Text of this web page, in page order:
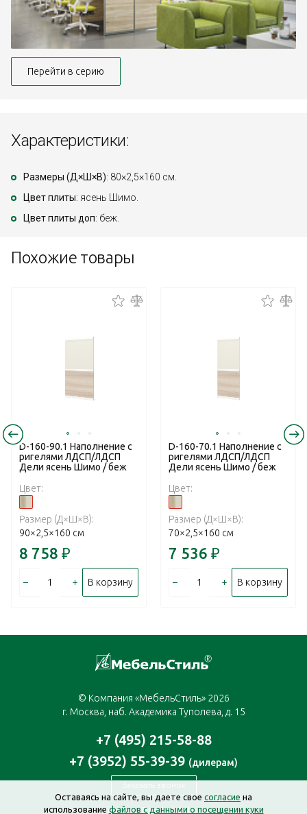
Перейти в серию
Характеристики:
Размеры (Д×Ш×В): 80×2,5×160 см.
Цвет плиты: ясень Шимо.
Цвет плиты доп: беж.
Похожие товары
D-160-90.1 Наполнение с
ригелями ЛДСП/ЛДСП
Дели ясень Шимо / беж
Цвет:
Размер (Д×Ш×В):
90×2,5×160 см
8 758 ₽
– + В корзину
D-160-70.1 Наполнение с
ригелями ЛДСП/ЛДСП
Дели ясень Шимо / беж
Цвет:
Размер (Д×Ш×В):
70×2,5×160 см
7 536 ₽
– + В корзину
© Компания «МебельСтиль» 2026
г. Москва, наб. Академика Туполева, д. 15
+7 (495) 215-58-88
+7 (3952) 55-39-39 (дилерам)
Заказать звонок
moscow@mebelstyle.ru
Оставаясь на сайте, вы даете свое согласие на
использованиефайлов с данными о посещении куки